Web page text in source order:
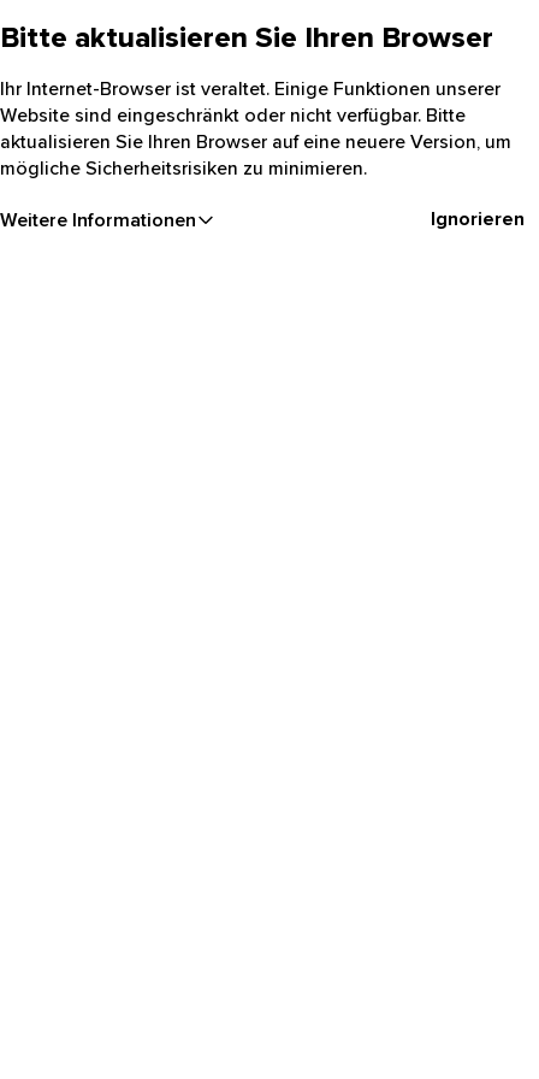
Bitte aktualisieren Sie Ihren Browser
Ihr Internet-Browser ist veraltet. Einige Funktionen unserer
Website sind eingeschränkt oder nicht verfügbar. Bitte
aktualisieren Sie Ihren Browser auf eine neuere Version, um
mögliche Sicherheitsrisiken zu minimieren.
Weitere Informationen Ignorieren